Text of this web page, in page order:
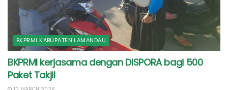
BKPRMI KABUPATEN LAMANDAU
BKPRMI kerjasama dengan DISPORA bagi 500
Paket Takjil